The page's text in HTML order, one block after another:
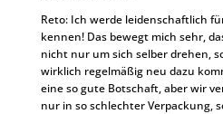
Reto: Ich werde leidenschaftlich
kennen! Das bewegt mich sehr,
nicht nur um sich selber drehen,
wirklich regelmäßig neu dazu
eine so gute Botschaft, aber wir
nur in so schlechter Verpackung,